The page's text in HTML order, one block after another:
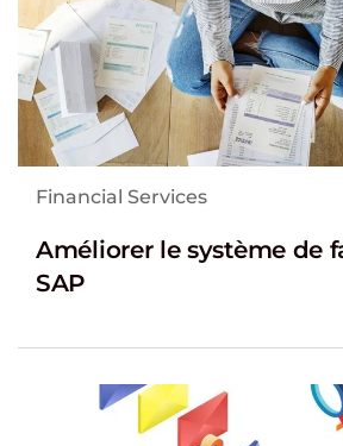
Financial Services
Améliorer le système de
SAP